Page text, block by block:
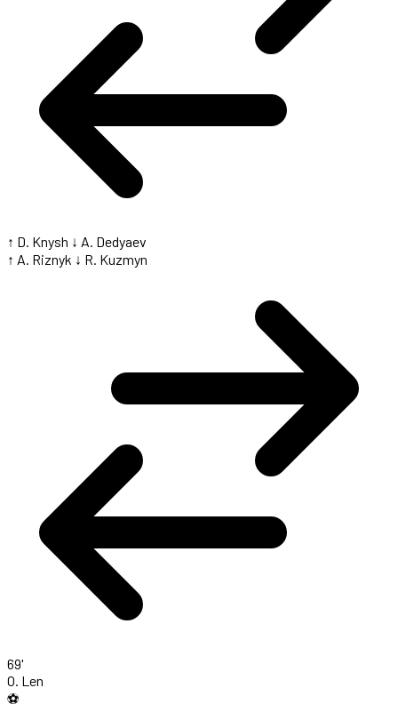
↑ D. Knysh ↓ A. Dedyaev
↑ A. Riznyk ↓ R. Kuzmyn
69'
O. Len
⚽